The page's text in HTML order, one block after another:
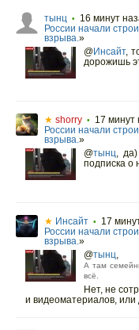
тынц • 16 минут
России начали
взрыва.»
@Инсайт,
дорожишь
★ shorry • 17 минут
России начали
взрыва.»
@тынц,
подписка о
★ Инсайт • 17
России начали
взрыва.»
@тынц,
А там
всë.
Нет, не
и видеоматериалов, или